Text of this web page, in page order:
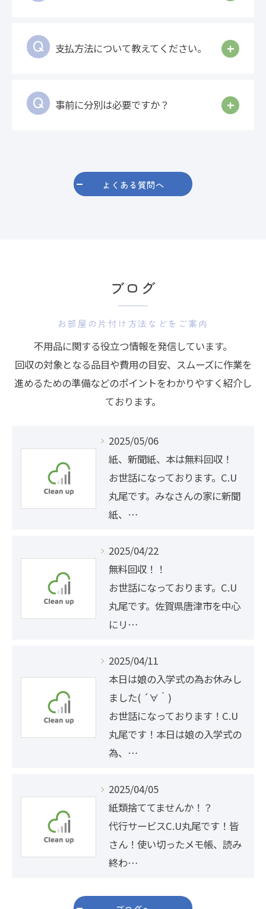
支払方法について教えてください。
事前に分別は必要ですか？
よくある質問へ
お部屋の片付け方法などをご案内
ブログ
不用品に関する役立つ情報を発信しています。
回収の対象となる品目や費用の目安、スムーズに作業を
進めるための準備などのポイントをわかりやすく紹介し
ております。
2025/05/06
紙、新聞紙、本は無料回収！
お世話になっております。C.U
丸尾です。みなさんの家に新聞
紙、…
2025/04/22
無料回収！！
お世話になっております。C.U
丸尾です。佐賀県唐津市を中心
にリ…
2025/04/11
本日は娘の入学式の為お休みし
ました( ´∀｀)
お世話になっております！C.U
丸尾です！本日は娘の入学式の
為、…
2025/04/05
紙類捨ててませんか！？
代行サービスC.U丸尾です！皆
さん！使い切ったメモ帳、読み
終わ…